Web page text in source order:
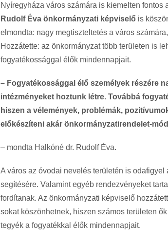
Nyíregyháza város számára is kiemelten fontos
Rudolf Éva önkormányzati képviselő is
elmondta: nagy megtiszteltetés a város
Hozzátette: az önkormányzat több területen is
fogyatékossággal élők mindennapjait.
– Fogyatékossággal élő személyek részére
intézményeket hoztunk létre. Továbbá
hiszen a vélemények, problémák,
előkészíteni akár önkormányzatirendelet-
– mondta Halkóné dr. Rudolf Éva.
A város az óvodai nevelés területén is
segítésére. Valamint egyéb rendezvényeket
fordítanak. Az önkormányzati képviselő
sokat köszönhetnek, hiszen számos területen
tegyék a fogyatékkal élők mindennapjait.